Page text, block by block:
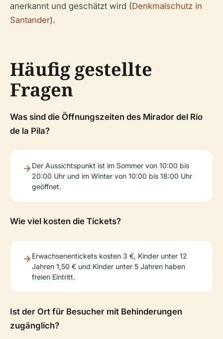
anerkannt und geschätzt wird (Denkmalschutz in
Santander).
Häufig gestellte
Fragen
Was sind die Öffnungszeiten des Mirador del Río
de la Pila?
Der Aussichtspunkt ist im Sommer von 10:00 bis
20:00 Uhr und im Winter von 10:00 bis 18:00 Uhr
geöffnet.
Wie viel kosten die Tickets?
Erwachsenentickets kosten 3 €, Kinder unter 12
Jahren 1,50 € und Kinder unter 5 Jahren haben
freien Eintritt.
Ist der Ort für Besucher mit Behinderungen
zugänglich?